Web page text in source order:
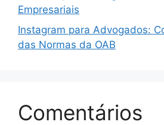
Empresariais
Instagram para Advogados:
das Normas da OAB
Comentários